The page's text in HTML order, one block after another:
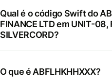
Qual é o código Swift do
FINANCE LTD em UNIT-08,
SILVERCORD?
O que é ABFLHKHHXXX?